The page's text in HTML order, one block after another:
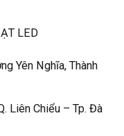
LED
Yên Nghĩa, Thành
Liên Chiểu – Tp. Đà